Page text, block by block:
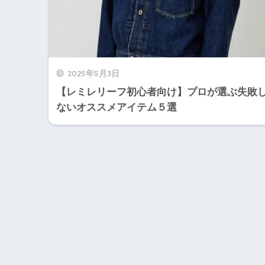
2025年5月3日
【レミレリーフ初心者向け】プロが選ぶ失敗
ないオススメアイテム５選